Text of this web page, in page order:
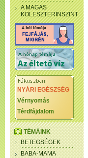
A MAGAS
KOLESZTERINSZINT
NYÁRI EGÉSZSÉG
Vérnyomás
Térdfájdalom
TÉMÁINK
BETEGSÉGEK
BABA-MAMA